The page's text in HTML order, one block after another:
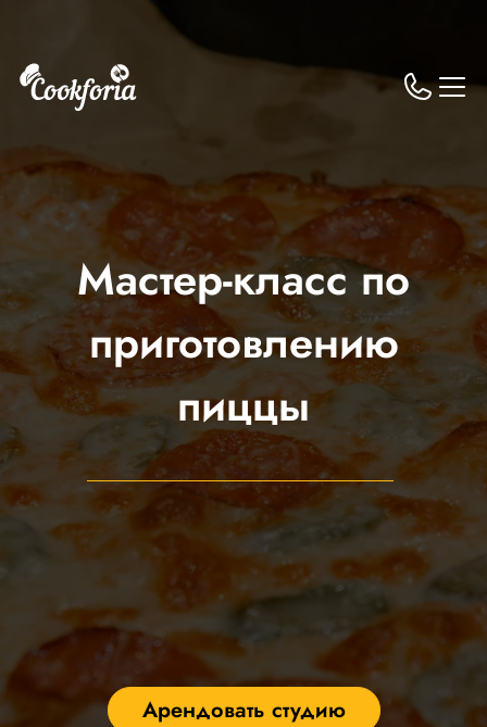
Мастер-класс по
приготовлению
пиццы
Арендовать студию